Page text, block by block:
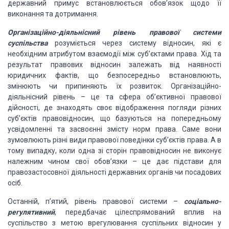
державний примус встановлюється обов’язок щодо її
виконання та дотримання.
Організаційно-діяльнісний рівеньправової системи
суспільства
розуміється через систему відносин, які є
необхідним атрибутом взаємодії між суб’єктами права. Хід та
результат правових відносин залежать від наявності
юридичних фактів, що безпосередньо встановлюють,
змінюють чи припиняють їх розвиток. Організаційно-
діяльнісний рівень – це та сфера об’єктивної правової
дійсності, де знаходять своє відображення погляди різних
суб’єктів правовідносин, що базуються на попередньому
усвідомленні та засвоєнні змісту норм права. Саме вони
зумовлюють різні види правової поведінки суб’єктів права. А в
тому випадку, коли одна зі сторін правовідносин не виконує
належним чином свої обов’язки – це дає підстави для
правозастосовної діяльності державних органів чи посадових
осіб.
Останній, п’ятий, рівень правової системи – соціально-
регулятивний, передбачаєцілеспрямований вплив на
суспільство з метою врегулювання суспільних відносин у